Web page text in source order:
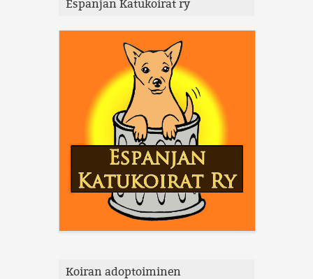
Espanjan Katukoirat ry
Koiran adoptoiminen